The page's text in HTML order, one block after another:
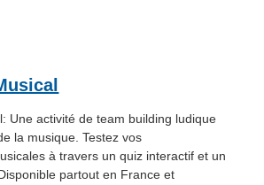
Une activité de team building ludique
la musique. Testez vos
à travers un quiz interactif et un
partout en France et